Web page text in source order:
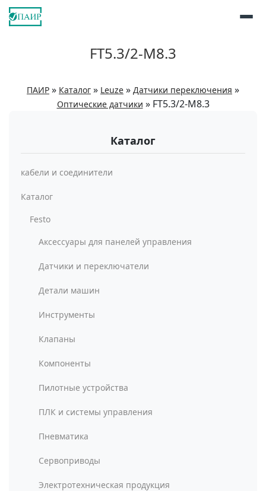
FT5.3/2-M8.3
ПАИР » Каталог » Leuze » Датчики переключения »
Оптические датчики » FT5.3/2-M8.3
Каталог
кабели и соединители
Каталог
Festo
Аксессуары для панелей управления
Датчики и переключатели
Детали машин
Инструменты
Клапаны
Компоненты
Пилотные устройства
ПЛК и системы управления
Пневматика
Сервоприводы
Электротехническая продукция